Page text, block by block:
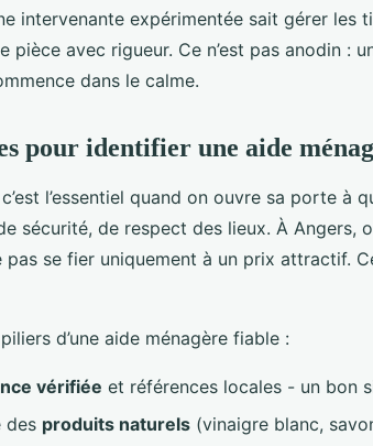
intervenante expérimentée sait gérer les
pièce avec rigueur. Ce n’est pas anodin :
dans le calme.
pour identifier une aide
l’essentiel quand on ouvre sa porte à
sécurité, de respect des lieux. À Angers,
pas se fier uniquement à un prix attractif.
d’une aide ménagère fiable :
vérifiée et références locales - un bon
des produits naturels (vinaigre blanc,